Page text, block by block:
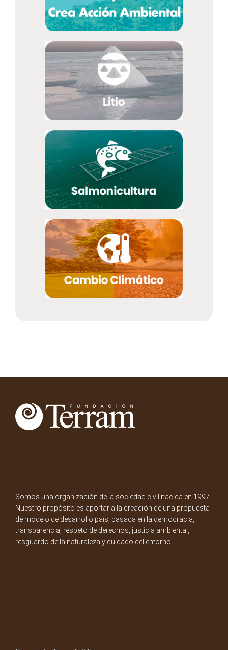
Somos una organización de la sociedad civil nacida en 1997.
Nuestro propósito es aportar a la creación de una propuesta
de modelo de desarrollo país, basada en la democracia,
transparencia, respeto de derechos, justicia ambiental,
resguardo de la naturaleza y cuidado del entorno.